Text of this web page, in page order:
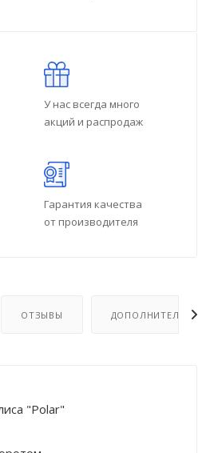
У нас всегда много
акций и распродаж
Гарантия качества
от производителя
ОТЗЫВЫ ДОПОЛНИТЕЛЬНО
"Polar"